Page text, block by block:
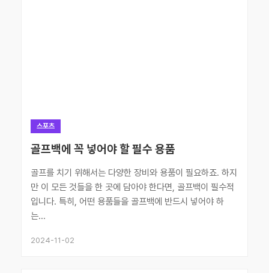
스포츠
골프백에 꼭 넣어야 할 필수 용품
골프를 치기 위해서는 다양한 장비와 용품이 필요하죠. 하지
만 이 모든 것들을 한 곳에 담아야 한다면, 골프백이 필수적
입니다. 특히, 어떤 용품들을 골프백에 반드시 넣어야 하
는...
2024-11-02